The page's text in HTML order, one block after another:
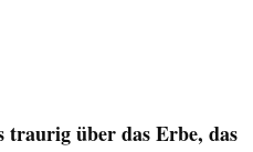
über das Erbe, das